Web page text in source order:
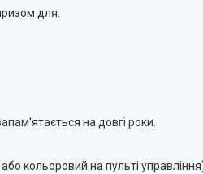
для:
на довгі роки.
кольоровий на пульті